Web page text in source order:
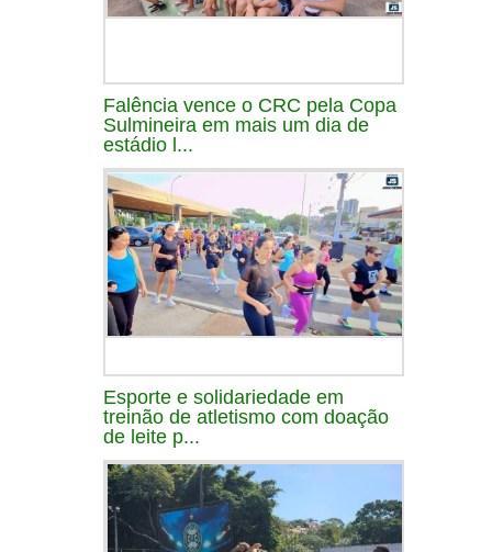
Falência vence o CRC pela Copa
Sulmineira em mais um dia de
estádio l...
Esporte e solidariedade em
treinão de atletismo com doação
de leite p...